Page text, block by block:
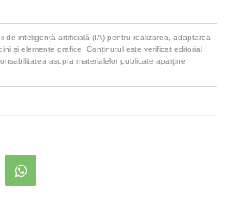
de inteligență artificială (IA) pentru realizarea, adaptarea
și elemente grafice. Conținutul este verificat editorial
asupra materialelor publicate aparține